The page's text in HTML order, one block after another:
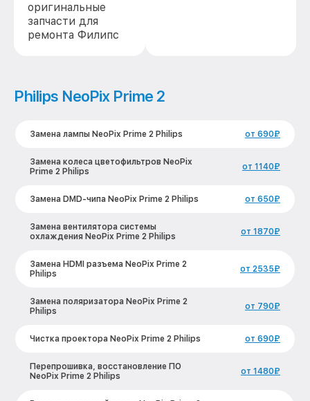
оригинальные
запчасти для
ремонта Филипс
Philips NeoPix Prime 2
Замена лампы NeoPix Prime 2 Philips от 690₽
Замена колеса цветофильтров NeoPix
Prime 2 Philips
от 1140₽
Замена DMD-чипа NeoPix Prime 2 Philips от 650₽
Замена вентилятора системы
охлаждения NeoPix Prime 2 Philips
от 1870₽
Замена HDMI разъема NeoPix Prime 2
Philips
от 2535₽
Замена поляризатора NeoPix Prime 2
Philips
от 790₽
Чистка проектора NeoPix Prime 2 Philips от 690₽
Перепрошивка, восстановление ПО
NeoPix Prime 2 Philips
от 1480₽